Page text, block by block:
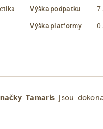
Výška podpatku
Výška platformy
Tamaris jsou